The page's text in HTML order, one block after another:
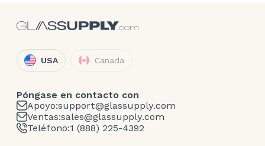
USA Canada
Póngase en contacto con
Apoyo:support@glassupply.com
Ventas:sales@glassupply.com
Teléfono:1 (888) 225-4392